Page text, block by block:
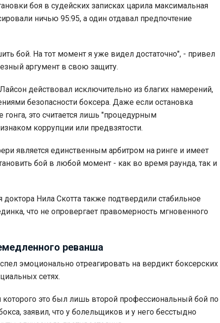
боя в судейских записках царила максимальная
ничью 95:95, а один отдавал предпочтение
бой. На тот момент я уже видел достаточно", - привел
аргумент в свою защиту.
действовал исключительно из благих намерений,
безопасности боксера. Даже если остановка
гонга, это считается лишь "процедурным
коррупции или предвзятости.
является единственным арбитром на ринге и имеет
бой в любой момент - как во время раунда, так и
Нила Скотта также подтвердили стабильное
что не опровергает правомерность мгновенного
реванша
эмоционально отреагировать на вердикт боксерских
сетях.
которого это был лишь второй профессиональный бой по
заявил, что у болельщиков и у него бесстыдно